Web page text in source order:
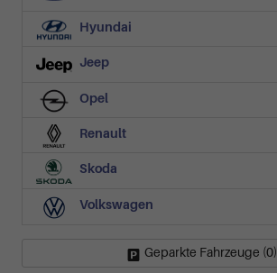
Hyundai
Jeep
Opel
Renault
Skoda
Volkswagen
Geparkte Fahrzeuge (0)